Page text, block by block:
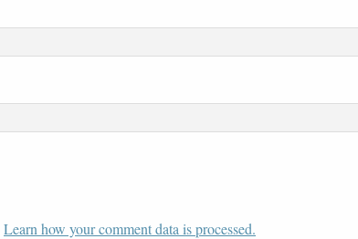
Learn how your comment data is processed.